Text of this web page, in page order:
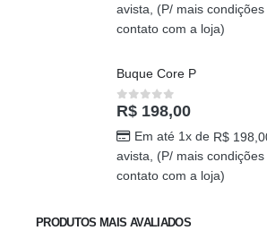
avista, (P/ mais
contato com a loja)
Buque Core P
0out of 5
R$ 198,00
Em até 1x de R$
avista, (P/ mais
contato com a loja)
PRODUTOS MAIS AVALIADOS